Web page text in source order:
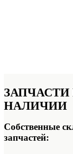
ЗАПЧАСТИ
НАЛИЧИИ
Собственные
запчастей: